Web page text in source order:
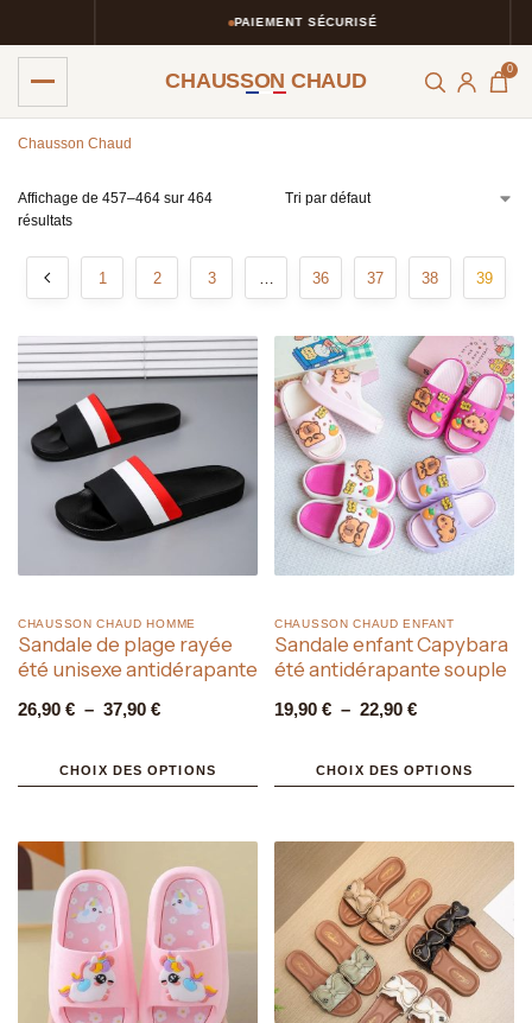
PAIEMENT SÉCURISÉ
CHAUSSON CHAUD 0
Chausson Chaud
Affichage de 457–464 sur 464
résultats
1 2 3 … 36 37 38 39
CHAUSSON CHAUD HOMME​
Sandale de plage rayée
été unisexe antidérapante
26,90 € – 37,90 €
CHOIX DES OPTIONS
CHAUSSON CHAUD ENFANT​
Sandale enfant Capybara
été antidérapante souple
19,90 € – 22,90 €
CHOIX DES OPTIONS